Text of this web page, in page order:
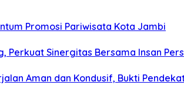
Promosi Pariwisata Kota Jambi
Perkuat Sinergitas Bersama Insan Pers
Aman dan Kondusif, Bukti